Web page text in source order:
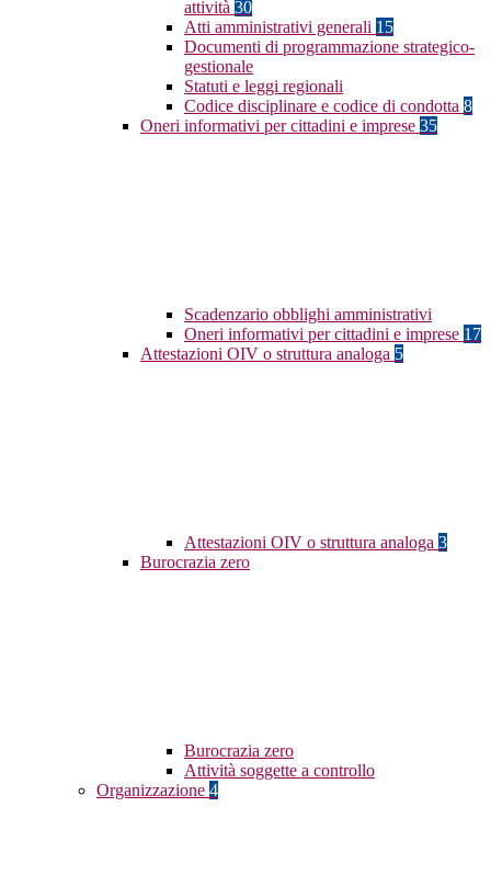
attività 30
Atti amministrativi generali 15
Documenti di programmazione strategico-
gestionale
Statuti e leggi regionali
Codice disciplinare e codice di condotta 8
Oneri informativi per cittadini e imprese 35
Scadenzario obblighi amministrativi
Oneri informativi per cittadini e imprese 17
Attestazioni OIV o struttura analoga 5
Attestazioni OIV o struttura analoga 3
Burocrazia zero
Burocrazia zero
Attività soggette a controllo
Organizzazione 4